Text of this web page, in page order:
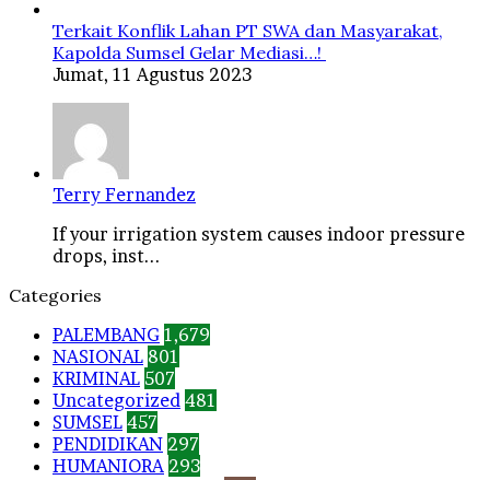
Terkait Konflik Lahan PT SWA dan Masyarakat,
Kapolda Sumsel Gelar Mediasi…!
Jumat, 11 Agustus 2023
Terry Fernandez
If your irrigation system causes indoor pressure
drops, inst...
Categories
PALEMBANG 1,679
NASIONAL 801
KRIMINAL 507
Uncategorized 481
SUMSEL 457
PENDIDIKAN 297
HUMANIORA 293